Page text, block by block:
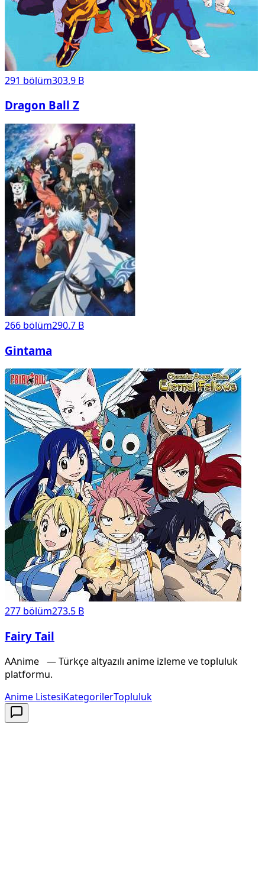
291 bölüm303.9 B
Dragon Ball Z
266 bölüm290.7 B
Gintama
277 bölüm273.5 B
Fairy Tail
AAnime — Türkçe altyazılı anime izleme ve topluluk
platformu.
Anime ListesiKategorilerTopluluk